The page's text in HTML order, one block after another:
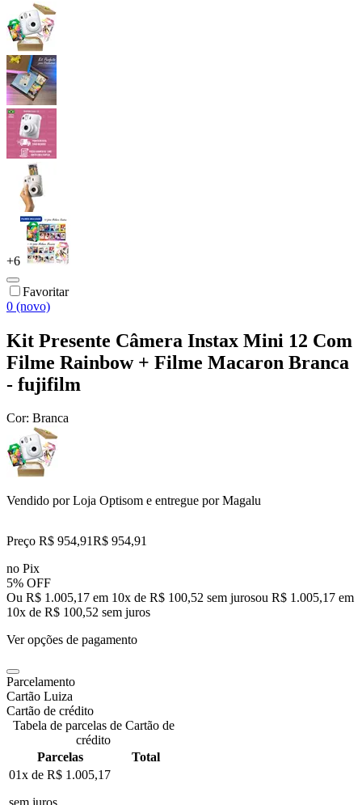
+6
Favoritar
0 (novo)
Kit Presente Câmera Instax Mini 12 Com
Filme Rainbow + Filme Macaron Branca
- fujifilm
Cor: Branca
Vendido porLoja Optisom e entregue por Magalu
Preço R$ 954,91R$ 954,91
no Pix
5% OFF
Ou R$ 1.005,17 em 10x de R$ 100,52 sem jurosou R$ 1.005,17 em
10x de R$ 100,52 sem juros
Ver opções de pagamento
Parcelamento
Cartão Luiza
Cartão de crédito
Tabela de parcelas de Cartão de
crédito
Parcelas
Total
01x de R$ 1.005,17